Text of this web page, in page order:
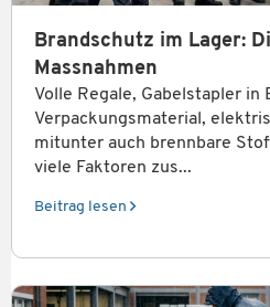
Brandschutz im Lager:
Massnahmen
Volle Regale, Gabelstapler in
Verpackungsmaterial,
mitunter auch brennbare
viele Faktoren zus...
Beitrag lesen